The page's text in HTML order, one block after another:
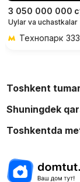
3 050 000 000
Uylar va uchastkalar
Технопарк
Toshkent
Shuningdek
Toshkentda